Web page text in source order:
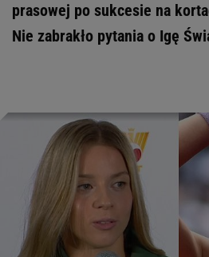
prasowej po sukcesie na
Nie zabrakło pytania o Igę